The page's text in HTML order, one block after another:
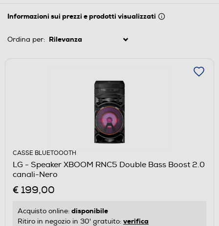
Informazioni sui prezzi e prodotti visualizzati
Ordina per:
CASSE BLUETOOOTH
LG - Speaker XBOOM RNC5 Double Bass Boost 2.0
canali-Nero
€ 199,00
Acquisto online: disponibile
Ritiro in negozio in 30' gratuito: verifica